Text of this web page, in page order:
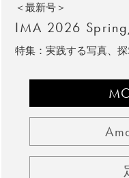
＜最新号＞
IMA 2026
特集：実践する写真、